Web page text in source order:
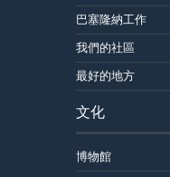
巴塞隆納工作
我們的社區
最好的地方
文化
博物館